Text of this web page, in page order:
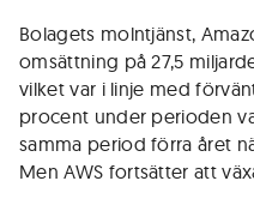
Bolagets molntjänst,
omsättning på 27,5
vilket var i linje med
procent under perioden
samma period förra året
Men AWS fortsätter att